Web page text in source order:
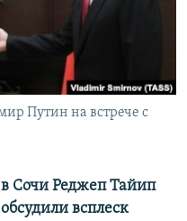
Путин на встрече с
в Сочи Реджеп Тайип
всплеск